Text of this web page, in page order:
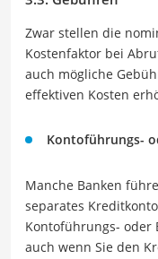
Zwar stellen die
Kostenfaktor bei
auch mögliche
effektiven Kosten
Kontoführungs-
Manche Banken
separates
Kontoführungs- oder
auch wenn Sie den